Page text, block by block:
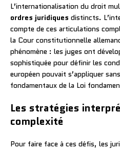
L’internationalisation du droit
ordres juridiques distincts.
compte de ces articulations
la Cour constitutionnelle
phénomène : les juges ont
sophistiquée pour définir les
européen pouvait s’appliquer
fondamentaux de la Loi
Les stratégies
complexité
Pour faire face à ces défis, les